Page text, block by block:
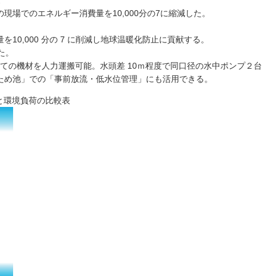
場でのエネルギー消費量を10,000分の7に縮減した。
10,000 分の 7 に削減し地球温暖化防止に貢献する。
機材を人力運搬可能。水頭差 10ｍ程度で同口径の水中ポンプ２台
池」での「事前放流・低水位管理」にも活用できる。
境負荷の比較表